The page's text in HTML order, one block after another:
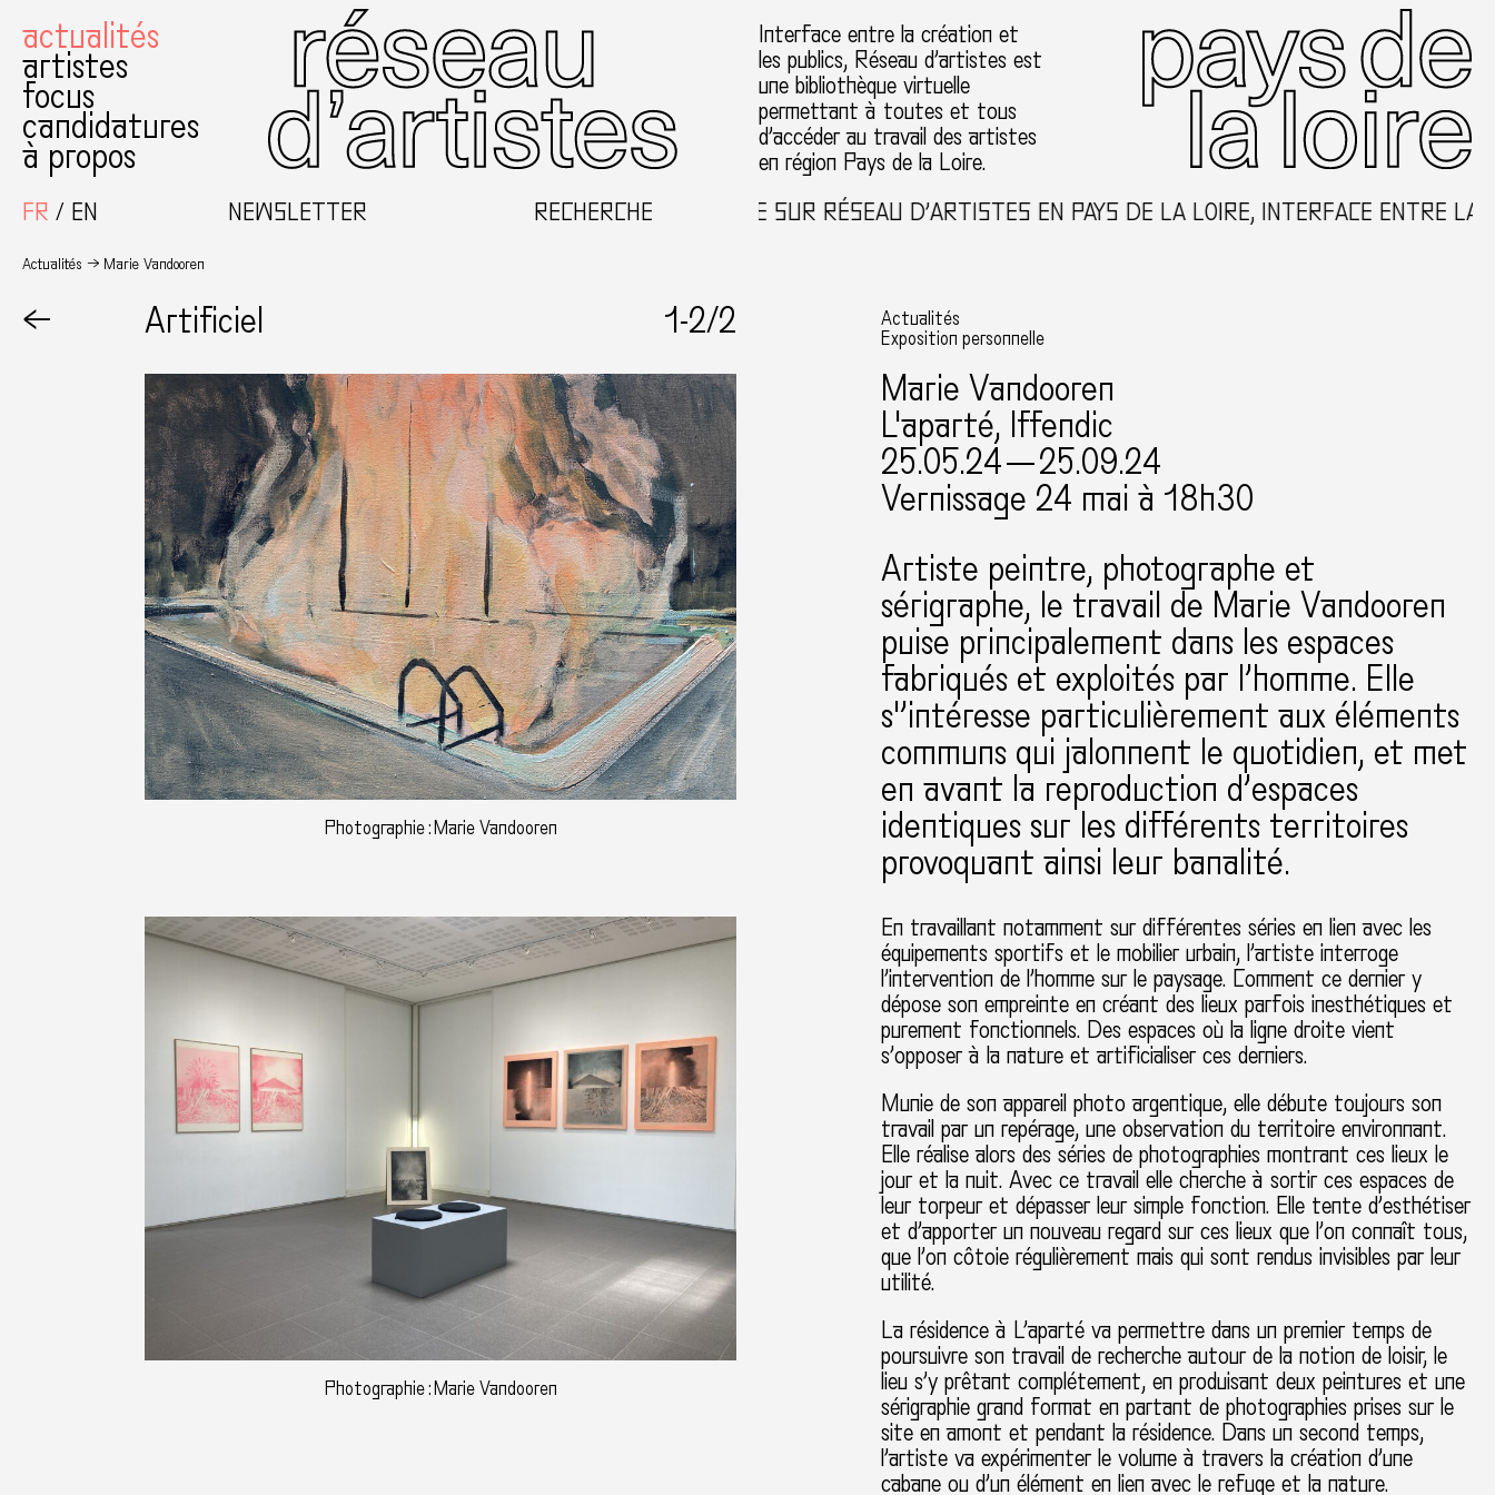
actualités
artistes
focus
candidatures
à propos
Interface entre la création et
les publics, Réseau d’artistes est
une bibliothèque virtuelle
permettant à toutes et tous
d’accéder au travail des artistes
en région Pays de la Loire.
FR
EN NEWSLETTER RECHERCHEBIENVENUE SUR RÉSEAU D’ARTISTES EN PAYS DE LA LOIRE, INTERFACE ENTRE LA
Actualités Marie Vandooren
← Artificiel 1-2/2
Photographie : Marie Vandooren
Photographie : Marie Vandooren
Actualités
Exposition personnelle
Marie Vandooren
L'aparté, Iffendic
25.05.24 — 25.09.24
Vernissage 24 mai à 18h30
Artiste peintre, photographe et
sérigraphe, le travail de Marie Vandooren
puise principalement dans les espaces
fabriqués et exploités par l’homme. Elle
s'’intéresse particulièrement aux éléments
communs qui jalonnent le quotidien, et met
en avant la reproduction d’espaces
identiques sur les différents territoires
provoquant ainsi leur banalité.
En travaillant notamment sur différentes séries en lien avec les
équipements sportifs et le mobilier urbain, l’artiste interroge
l’intervention de l’homme sur le paysage. Comment ce dernier y
dépose son empreinte en créant des lieux parfois inesthétiques et
purement fonctionnels. Des espaces où la ligne droite vient
s’opposer à la nature et artificialiser ces derniers.
Munie de son appareil photo argentique, elle débute toujours son
travail par un repérage, une observation du territoire environnant.
Elle réalise alors des séries de photographies montrant ces lieux le
jour et la nuit. Avec ce travail elle cherche à sortir ces espaces de
leur torpeur et dépasser leur simple fonction. Elle tente d’esthétiser
et d’apporter un nouveau regard sur ces lieux que l’on connaît tous,
que l’on côtoie régulièrement mais qui sont rendus invisibles par leur
utilité.
La résidence à L’aparté va permettre dans un premier temps de
poursuivre son travail de recherche autour de la notion de loisir, le
lieu s’y prêtant complétement, en produisant deux peintures et une
sérigraphie grand format en partant de photographies prises sur le
site en amont et pendant la résidence. Dans un second temps,
l’artiste va expérimenter le volume à travers la création d’une
cabane ou d’un élément en lien avec le refuge et la nature.